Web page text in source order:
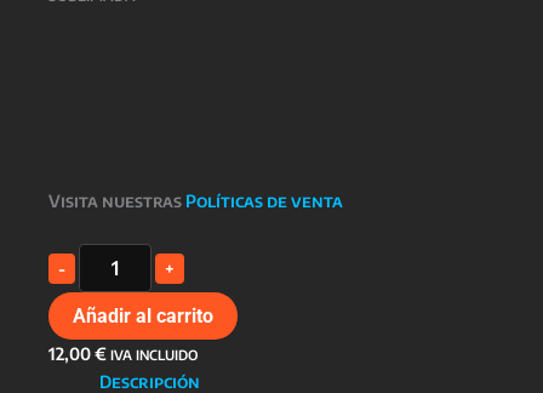
Visita nuestras Políticas de venta
-
TAZA
FLAMENQUILLAS
SUBLIMADA
cantidad
+
Añadir al carrito
12,00€ IVA INCLUIDO
Descripción